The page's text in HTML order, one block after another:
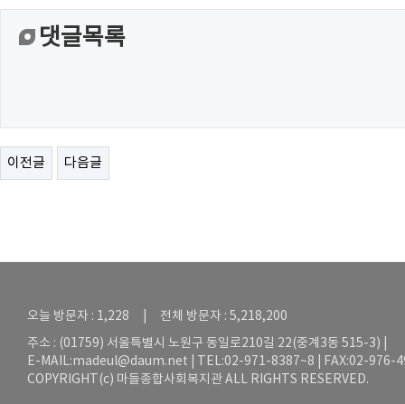
댓글목록
이전글 다음글
오늘 방문자 : 1,228 | 전체 방문자 : 5,218,200
주소 : (01759) 서울특별시 노원구 동일로210길 22(중계3동 515-3) |
E-MAIL:madeul@daum.net | TEL:02-971-8387~8 | FAX:02-976-
COPYRIGHT(c) 마들종합사회복지관 ALL RIGHTS RESERVED.